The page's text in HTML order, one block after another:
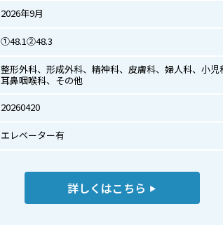
2026年9月
①48.1②48.3
整形外科、形成外科、精神科、皮膚科、婦人科、小児
耳鼻咽喉科、その他
20260420
エレベーター有
詳しくはこちら ▶︎